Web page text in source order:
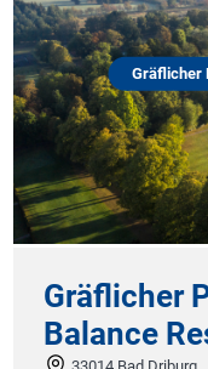
Gräflicher
Gräflicher
Balance